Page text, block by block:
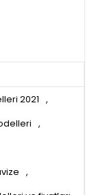
2021 ,
,
,